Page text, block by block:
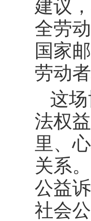
建议
全劳
国家
劳动
这
法权
里、
关系
公益
社会